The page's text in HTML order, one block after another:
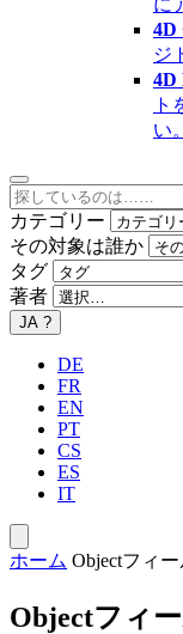
に
4D
ジ
4D
ト
い。
カテゴリー
その対象は誰か
タグ
著者
JA ?
DE
FR
EN
PT
CS
ES
IT
ホーム Objectフィ
Objectフィ